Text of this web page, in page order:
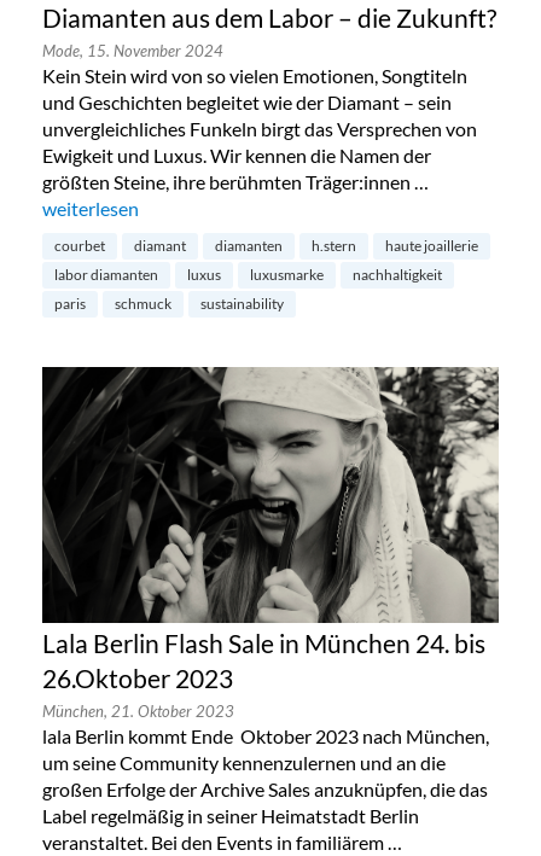
Diamanten aus dem Labor – die Zukunft?
Mode, 15. November 2024
Kein Stein wird von so vielen Emotionen, Songtiteln
und Geschichten begleitet wie der Diamant – sein
unvergleichliches Funkeln birgt das Versprechen von
Ewigkeit und Luxus. Wir kennen die Namen der
größten Steine, ihre berühmten Träger:innen …
„Diamanten aus dem Labor – die Zukunft?“
weiterlesen
courbet diamant diamanten h.stern
haute joaillerie
labor diamanten
luxus luxusmarke
nachhaltigkeit
paris
schmuck sustainability
Lala Berlin Flash Sale in München 24. bis
26.Oktober 2023
München, 21. Oktober 2023
lala Berlin kommt Ende Oktober 2023 nach München,
um seine Community kennenzulernen und an die
großen Erfolge der Archive Sales anzuknüpfen, die das
Label regelmäßig in seiner Heimatstadt Berlin
veranstaltet. Bei den Events in familiärem …